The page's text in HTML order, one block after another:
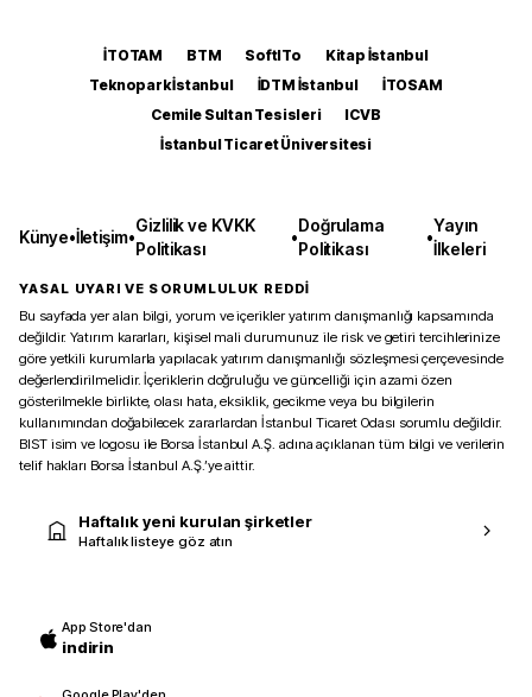
İTOTAM BTM SoftITo
Kitap İstanbul
Teknopark İstanbul
İDTM İstanbul
İTOSAM
Cemile Sultan Tesisleri
ICVB
İstanbul Ticaret Üniversitesi
Künye•İletişim•
Gizlilik ve KVKK
Politikası
•
Doğrulama
Politikası
•
Yayın
İlkeleri
YASAL UYARI VE SORUMLULUK REDDİ
Bu sayfada yer alan bilgi, yorum ve içerikler yatırım danışmanlığı kapsamında
değildir. Yatırım kararları, kişisel mali durumunuz ile risk ve getiri tercihlerinize
göre yetkili kurumlarla yapılacak yatırım danışmanlığı sözleşmesi çerçevesinde
değerlendirilmelidir. İçeriklerin doğruluğu ve güncelliği için azami özen
gösterilmekle birlikte, olası hata, eksiklik, gecikme veya bu bilgilerin
kullanımından doğabilecek zararlardan İstanbul Ticaret Odası sorumlu değildir.
BIST isim ve logosu ile Borsa İstanbul A.Ş. adına açıklanan tüm bilgi ve verilerin
telif hakları Borsa İstanbul A.Ş.’ye aittir.
Haftalık yeni kurulan şirketler
Haftalık listeye göz atın
App Store'dan
indirin